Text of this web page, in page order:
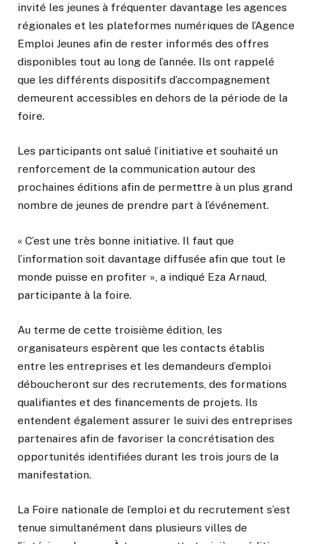
invité les jeunes à fréquenter davantage les agences
régionales et les plateformes numériques de l’Agence
Emploi Jeunes afin de rester informés des offres
disponibles tout au long de l’année. Ils ont rappelé
que les différents dispositifs d’accompagnement
demeurent accessibles en dehors de la période de la
foire.
Les participants ont salué l’initiative et souhaité un
renforcement de la communication autour des
prochaines éditions afin de permettre à un plus grand
nombre de jeunes de prendre part à l’événement.
« C’est une très bonne initiative. Il faut que
l’information soit davantage diffusée afin que tout le
monde puisse en profiter », a indiqué Eza Arnaud,
participante à la foire.
Au terme de cette troisième édition, les
organisateurs espèrent que les contacts établis
entre les entreprises et les demandeurs d’emploi
déboucheront sur des recrutements, des formations
qualifiantes et des financements de projets. Ils
entendent également assurer le suivi des entreprises
partenaires afin de favoriser la concrétisation des
opportunités identifiées durant les trois jours de la
manifestation.
La Foire nationale de l’emploi et du recrutement s’est
tenue simultanément dans plusieurs villes de